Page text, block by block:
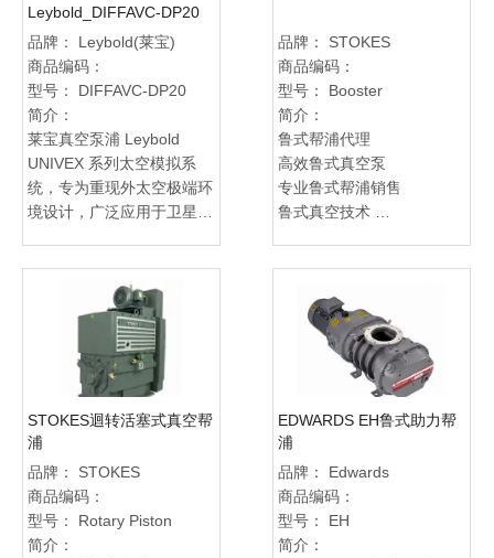
产线，并提升制程效率与产
能稳定性。无论是新建产线
或设备升级，VARODRY 都
是确保高品质真空应用的最
佳选择。
Leybold_DIFFAVC-DP20
品牌：
Leybold(莱宝)
商品编码：
型号：
DIFFAVC-DP20
简介：
莱宝真空泵浦 Leybold
UNIVEX 系列太空模拟系
统，专为重现外太空极端环
境设计，广泛应用于卫星测
真空科技提供完整产品资
讯、专业技术支援与售后服
务，协助客户量身订制真空
系统方案，确保研发与测试
流程精准可靠，提升太空专
品牌：
STOKES
商品编码：
型号：
Booster
简介：
鲁式帮浦代理
高效鲁式真空泵
专业鲁式帮浦销售
鲁式真空技术
鲁式真空系统销售
鲁式真空解决方案
可靠鲁式帮浦供应
STOKES迴转活塞式真空帮
浦
品牌：
STOKES
商品编码：
型号：
Rotary Piston
简介：
EDWARDS EH鲁式助力帮
浦
品牌：
Edwards
商品编码：
型号：
EH
简介：